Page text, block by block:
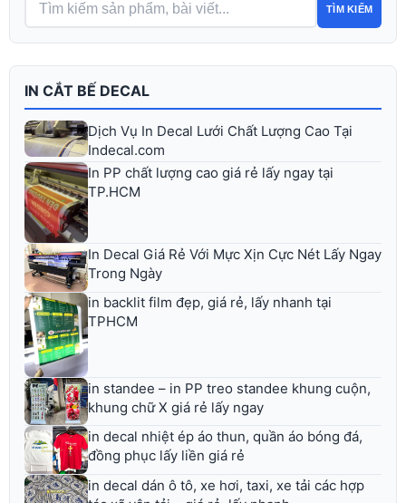
TÌM KIẾM
IN CẮT BẾ DECAL
Dịch Vụ In Decal Lưới Chất Lượng Cao Tại
Indecal.com
In PP chất lượng cao giá rẻ lấy ngay tại
TP.HCM
In Decal Giá Rẻ Với Mực Xịn Cực Nét Lấy Ngay
Trong Ngày
in backlit film đẹp, giá rẻ, lấy nhanh tại
TPHCM
in standee – in PP treo standee khung cuộn,
khung chữ X giá rẻ lấy ngay
in decal nhiệt ép áo thun, quần áo bóng đá,
đồng phục lấy liền giá rẻ
in decal dán ô tô, xe hơi, taxi, xe tải các hợp